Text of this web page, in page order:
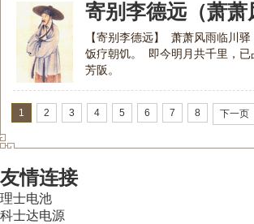
寄别李德远（萧
【寄别李德远】 萧萧风雨临川
饭疗朝饥。 即今明月共千里，
芳阪。
1 2 3 4 5 6 7 8 下一页
友情连接
理士电池
科士达电源